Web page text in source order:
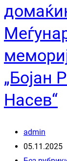
„Бојан
Насев“
admin
05.11.2025